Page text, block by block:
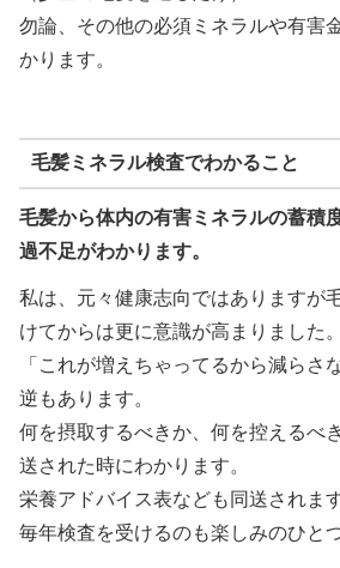
勿論、その他の必須ミネラルや有害
かります。
毛髪ミネラル検査でわかること
毛髪から体内の有害ミネラルの蓄積
過不足がわかります。
私は、元々健康志向ではありますが
けてからは更に意識が高まりました。
「これが増えちゃってるから減らさ
逆もあります。
何を摂取するべきか、何を控えるべ
送された時にわかります。
栄養アドバイス表なども同送されま
毎年検査を受けるのも楽しみのひと